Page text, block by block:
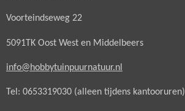
Voorteindseweg 22
5091TK Oost West en Middelbeers
info@hobbytuinpuurnatuur.nl
Tel: 0653319030 (alleen tijdens kantooruren)